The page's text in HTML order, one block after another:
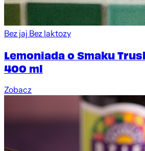
Bez jaj Bez laktozy
Lemoniada o Smaku
400 ml
Zobacz